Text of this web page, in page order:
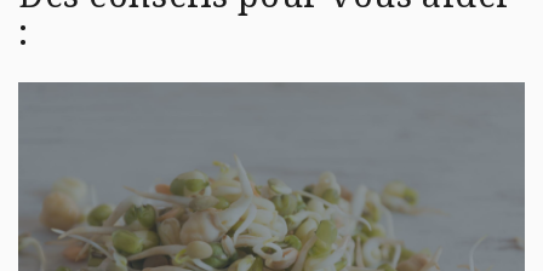
: